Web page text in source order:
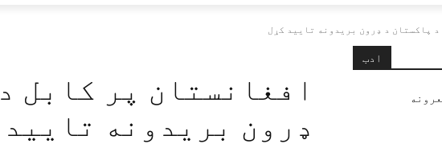
پاکستان د ډرون بریدونه تایید کړل
افغانستان پر کابل
ډرون بریدونه
ادب